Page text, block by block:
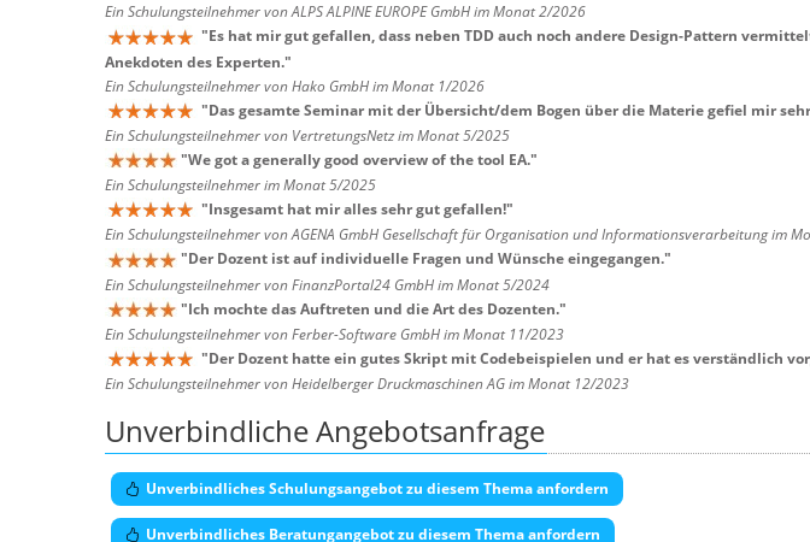
Ein Schulungsteilnehmer von ALPS ALPINE EUROPE GmbH im Monat 2/2026
"Es hat mir gut gefallen, dass neben TDD auch noch andere Design-Pattern
Anekdoten des Experten."
Ein Schulungsteilnehmer von Hako GmbH im Monat 1/2026
"Das gesamte Seminar mit der Übersicht/dem Bogen über die Materie gefiel mir
Ein Schulungsteilnehmer von VertretungsNetz im Monat 5/2025
"We got a generally good overview of the tool EA."
Ein Schulungsteilnehmer im Monat 5/2025
"Insgesamt hat mir alles sehr gut gefallen!"
Ein Schulungsteilnehmer von AGENA GmbH Gesellschaft für Organisation und Informationsverarbeitung im
"Der Dozent ist auf individuelle Fragen und Wünsche eingegangen."
Ein Schulungsteilnehmer von FinanzPortal24 GmbH im Monat 5/2024
"Ich mochte das Auftreten und die Art des Dozenten."
Ein Schulungsteilnehmer von Ferber-Software GmbH im Monat 11/2023
"Der Dozent hatte ein gutes Skript mit Codebeispielen und er hat es verständlich
Ein Schulungsteilnehmer von Heidelberger Druckmaschinen AG im Monat 12/2023
Unverbindliche Angebotsanfrage
Unverbindliches Schulungsangebot zu diesem Thema anfordern
Unverbindliches Beratungangebot zu diesem Thema anfordern